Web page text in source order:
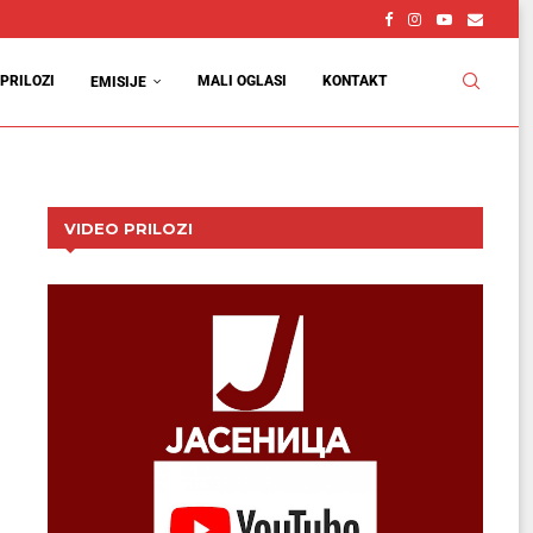
PRILOZI EMISIJE MALI OGLASI KONTAKT
VIDEO PRILOZI